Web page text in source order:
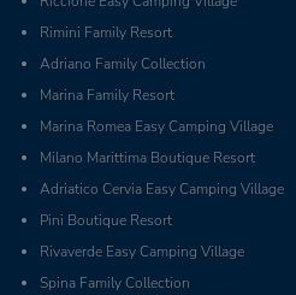
Rimini Family Resort
Adriano Family Collection
Marina Family Resort
Marina Romea Easy Camping Village
Milano Marittima Boutique Resort
Adriatico Cervia Easy Camping Village
Pini Boutique Resort
Rivaverde Easy Camping Village
Spina Family Collection